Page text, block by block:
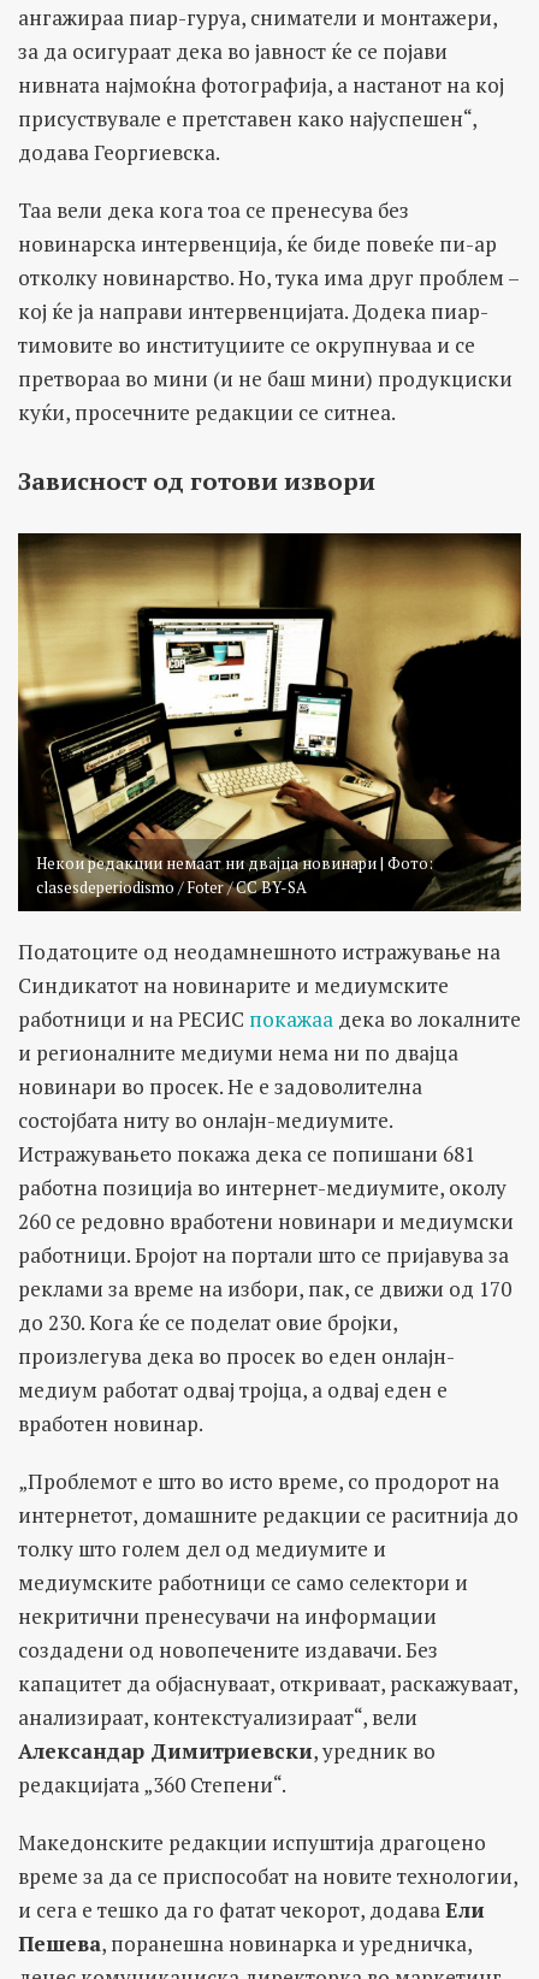
ангажираа пиар-гуруа, сниматели и монтажери,
за да осигураат дека во јавност ќе се појави
нивната најмоќна фотографија, а настанот на кој
присуствувале е претставен како најуспешен“,
додава Георгиевска.
Таа вели дека кога тоа се пренесува без
новинарска интервенција, ќе биде повеќе пи-ар
отколку новинарство. Но, тука има друг проблем –
кој ќе ја направи интервенцијата. Додека пиар-
тимовите во институциите се окрупнуваа и се
претвораа во мини (и не баш мини) продукциски
куќи, просечните редакции се ситнеа.
Зависност од готови извори
Некои редакции немаат ни двајца новинари | Фото:
clasesdeperiodismo / Foter / CC BY-SA
Податоците од неодамнешното истражување на
Синдикатот на новинарите и медиумските
работници и на РЕСИС покажаа дека во локалните
и регионалните медиуми нема ни по двајца
новинари во просек. Не е задоволителна
состојбата ниту во онлајн-медиумите.
Истражувањето покажа дека се попишани 681
работна позиција во интернет-медиумите, околу
260 се редовно вработени новинари и медиумски
работници. Бројот на портали што се пријавува за
реклами за време на избори, пак, се движи од 170
до 230. Кога ќе се поделат овие бројки,
произлегува дека во просек во еден онлајн-
медиум работат одвај тројца, а одвај еден е
вработен новинар.
„Проблемот е што во исто време, со продорот на
интернетот, домашните редакции се раситнија до
толку што голем дел од медиумите и
медиумските работници се само селектори и
некритични пренесувачи на информации
создадени од новопечените издавачи. Без
капацитет да објаснуваат, откриваат, раскажуваат,
анализираат, контекстуализираат“, вели
Александар Димитриевски, уредник во
редакцијата „360 Степени“.
Македонските редакции испуштија драгоцено
време за да се приспособат на новите технологии,
и сега е тешко да го фатат чекорот, додаваЕли
Пешева, поранешна новинарка и уредничка,